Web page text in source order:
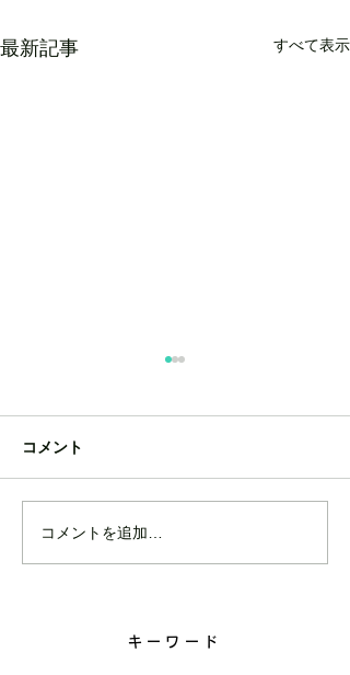
最新記事 すべて表示
就実学園就実小学校｜学
校出前授業
コメント
コメントを追加…
キーワード